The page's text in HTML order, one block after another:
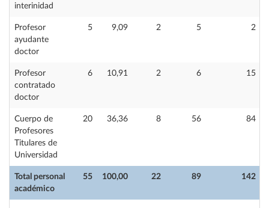
Total personal
académico
55 100,00 22 89 142
interinidad
Profesor
ayudante
doctor
5 9,09 2 5 2
Profesor
contratado
doctor
6 10,91 2 6 15
Cuerpo de
Profesores
Titulares de
Universidad
20 36,36 8 56 84